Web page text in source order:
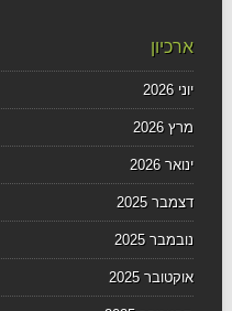
ארכיון
יוני 2026
מרץ 2026
ינואר 2026
דצמבר 2025
נובמבר 2025
אוקטובר 2025